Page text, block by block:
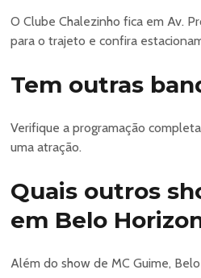
O Clube Chalezinho fica em Av.
para o trajeto e confira
Tem outras
Verifique a programação
uma atração.
Quais outros
em Belo
Além do show de MC Guime,